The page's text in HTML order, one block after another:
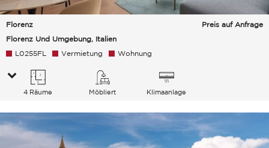
Florenz
Florenz Und Umgebung, Italien
Preis auf Anfrage
L0255FL Vermietung Wohnung
4 Räume Möbliert Klimaanlage